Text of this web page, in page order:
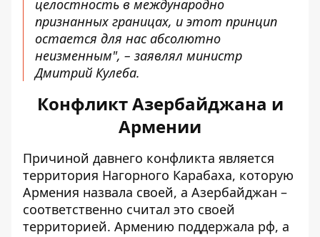
целостность в международно
признанных границах, и этот принцип
остается для нас абсолютно
неизменным", – заявлял министр
Дмитрий Кулеба.
Конфликт Азербайджана и
Армении
Причиной давнего конфликта является
территория Нагорного Карабаха, которую
Армения назвала своей, а Азербайджан –
соответственно считал это своей
территорией. Армению поддержала рф, а